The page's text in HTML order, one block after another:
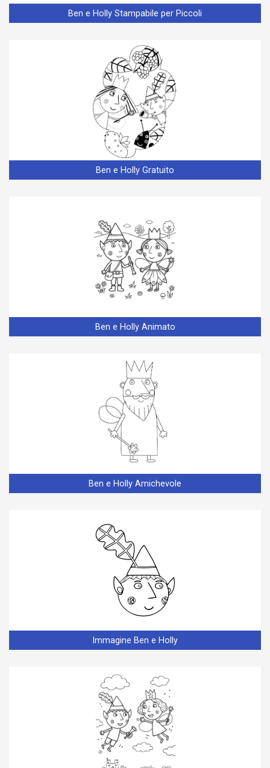
Ben e Holly Stampabile per Piccoli
Ben e Holly Gratuito
Ben e Holly Animato
Ben e Holly Amichevole
Immagine Ben e Holly